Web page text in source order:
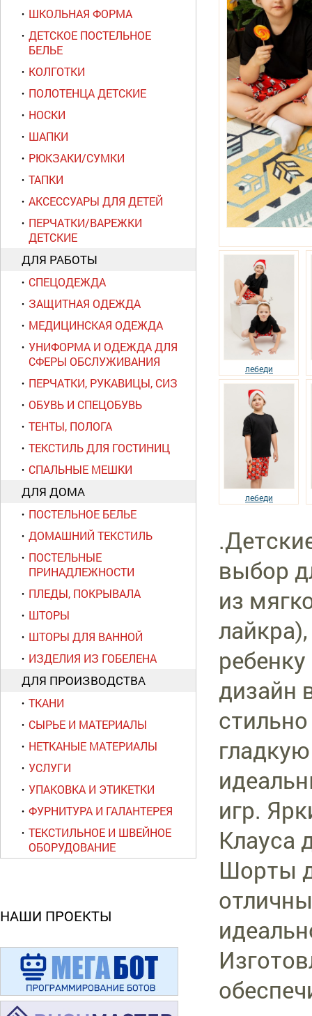
ШКОЛЬНАЯ ФОРМА
ДЕТСКОЕ ПОСТЕЛЬНОЕ
БЕЛЬЕ
КОЛГОТКИ
ПОЛОТЕНЦА ДЕТСКИЕ
НОСКИ
ШАПКИ
РЮКЗАКИ/СУМКИ
ТАПКИ
АКСЕССУАРЫ ДЛЯ ДЕТЕЙ
ПЕРЧАТКИ/ВАРЕЖКИ
ДЕТСКИЕ
ДЛЯ РАБОТЫ
СПЕЦОДЕЖДА
ЗАЩИТНАЯ ОДЕЖДА
МЕДИЦИНСКАЯ ОДЕЖДА
УНИФОРМА И ОДЕЖДА ДЛЯ
СФЕРЫ ОБСЛУЖИВАНИЯ
ПЕРЧАТКИ, РУКАВИЦЫ, СИЗ
ОБУВЬ И СПЕЦОБУВЬ
ТЕНТЫ, ПОЛОГА
ТЕКСТИЛЬ ДЛЯ ГОСТИНИЦ
СПАЛЬНЫЕ МЕШКИ
ДЛЯ ДОМА
ПОСТЕЛЬНОЕ БЕЛЬЕ
ДОМАШНИЙ ТЕКСТИЛЬ
ПОСТЕЛЬНЫЕ
ПРИНАДЛЕЖНОСТИ
ПЛЕДЫ, ПОКРЫВАЛА
ШТОРЫ
ШТОРЫ ДЛЯ ВАННОЙ
ИЗДЕЛИЯ ИЗ ГОБЕЛЕНА
ДЛЯ ПРОИЗВОДСТВА
ТКАНИ
СЫРЬЕ И МАТЕРИАЛЫ
НЕТКАНЫЕ МАТЕРИАЛЫ
УСЛУГИ
УПАКОВКА И ЭТИКЕТКИ
ФУРНИТУРА И ГАЛАНТЕРЕЯ
ТЕКСТИЛЬНОЕ И ШВЕЙНОЕ
ОБОРУДОВАНИЕ
НАШИ ПРОЕКТЫ
лебеди
лебеди
выбор
из
дизайн
игр.
Клауса
Шорты